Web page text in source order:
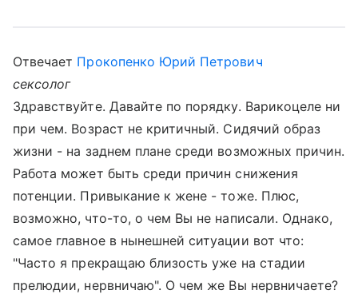
Отвечает Прокопенко Юрий Петрович
сексолог
Здравствуйте. Давайте по порядку. Варикоцеле ни
при чем. Возраст не критичный. Сидячий образ
жизни - на заднем плане среди возможных причин.
Работа может быть среди причин снижения
потенции. Привыкание к жене - тоже. Плюс,
возможно, что-то, о чем Вы не написали. Однако,
самое главное в нынешней ситуации вот что:
"Часто я прекращаю близость уже на стадии
прелюдии, нервничаю". О чем же Вы нервничаете?